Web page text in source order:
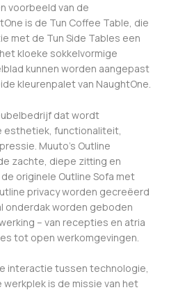
voorbeeld van de
is de Tun Coffee Table, die
met de Tun Side Tables een
kloeke sokkelvormige
kunnen worden aangepast
kleurenpalet van NaughtOne.
dat wordt
esthetiek, functionaliteit,
Muuto’s Outline
zachte, diepe zitting en
originele Outline Sofa met
privacy worden gecreëerd
onderdak worden geboden
– van recepties en atria
tot open werkomgevingen.
interactie tussen technologie,
is de missie van het